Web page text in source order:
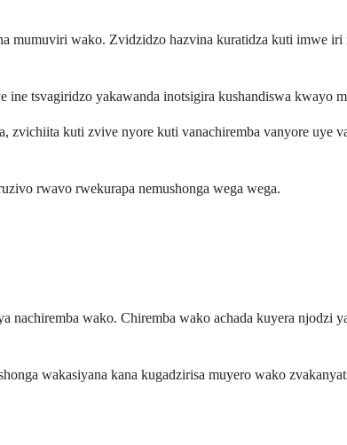
mumuviri wako. Zvidzidzo hazvina kuratidza kuti imwe
tsvagiridzo yakawanda inotsigira kushandiswa kwayo
kuti zvive nyore kuti vanachiremba vanyore uye
rwavo rwekurapa nemushonga wega wega.
wako. Chiremba wako achada kuyera njodzi
wakasiyana kana kugadzirisa muyero wako